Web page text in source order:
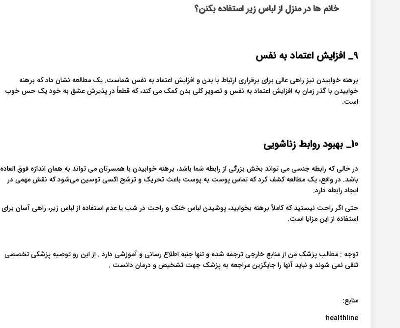
خانم ها در منزل از لباس زیر استفاده بکنن؟
9_ افزایش اعتماد به نفس
برهنه خوابیدن نیز راهی عالی برای برقراری ارتباط با بدن و افزایش اعتماد به نفس شماست. یک مطالعه نشان داد که برهنه
خوابیدن با گذر زمان به افزایش اعتماد به نفس و تصویر کلی بدن کمک می کند، که قطعاً در پذیرش عشق به خود یک حس خوب
است.
10_ بهبود روابط زناشویی
در حالی که رابطه جنسی می تواند بخش بزرگی از رابطه شما باشد، برهنه خوابیدن با همسرتان می تواند به همان اندازه فوق العاده
باشد. در واقع، یک مطالعه کشف کرد که تماس پوست به پوست باعث تحریک و ترشح اکسی توسین می‌شود که نقش مهمی در
ایجاد رابطه دارد.
حتی اگر راحت نیستید که کاملاً برهنه بخوابید، پوشیدن لباس خنک و راحت در شب یا عدم استفاده از لباس زیر، راهی آسان برای
استفاده از این مزایا است.
توجه : مطالب پزشک من از منابع خارجی ترجمه شده و تنها جنبه اطلاع رسانی و آموزشی دارد . از این رو توصیه پزشکی تخصصی
تلقی نمی شوند و نباید آنها را جایگزین مراجعه به پزشک جهت تشخیص و درمان دانست .
منابع:
healthline